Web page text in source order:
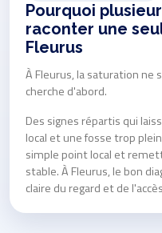
Pourquoi
raconter une
Fleurus
À Fleurus, la saturation ne
cherche d'abord.
Des signes répartis qui
local et une fosse trop
simple point local et
stable. À Fleurus, le bon
claire du regard et de